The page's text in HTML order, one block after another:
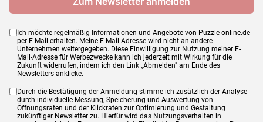
Ich möchte regelmäßig Informationen und Angebote von Puzzle-online.de
per E-Mail erhalten. Meine E-Mail-Adresse wird nicht an andere
Unternehmen weitergegeben. Diese Einwilligung zur Nutzung meiner E-
Mail-Adresse für Werbezwecke kann ich jederzeit mit Wirkung für die
Zukunft widerrufen, indem ich den Link „Abmelden" am Ende des
Newsletters anklicke.
Durch die Bestätigung der Anmeldung stimme ich zusätzlich der Analyse
durch individuelle Messung, Speicherung und Auswertung von
Öffnungsraten und der Klickraten zur Optimierung und Gestaltung
zukünftiger Newsletter zu. Hierfür wird das Nutzungsverhalten in